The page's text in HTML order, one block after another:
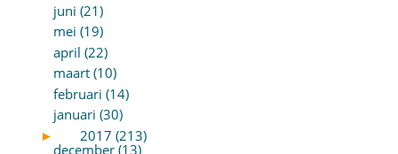
juni (21)
mei (19)
april (22)
maart (10)
februari (14)
januari (30)
►
2017 (213)
december (13)